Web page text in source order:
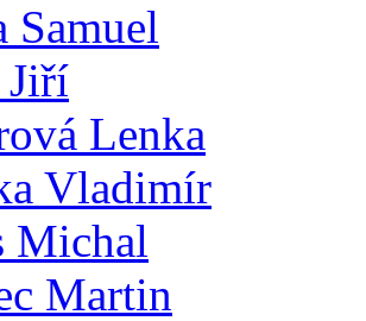
Samuel
Jiří
Lenka
Vladimír
Michal
Martin